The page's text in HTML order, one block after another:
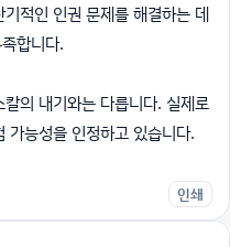
적인 인권 문제를 해결하는 데
합니다.
의 내기와는 다릅니다. 실제로
능성을 인정하고 있습니다.
인쇄